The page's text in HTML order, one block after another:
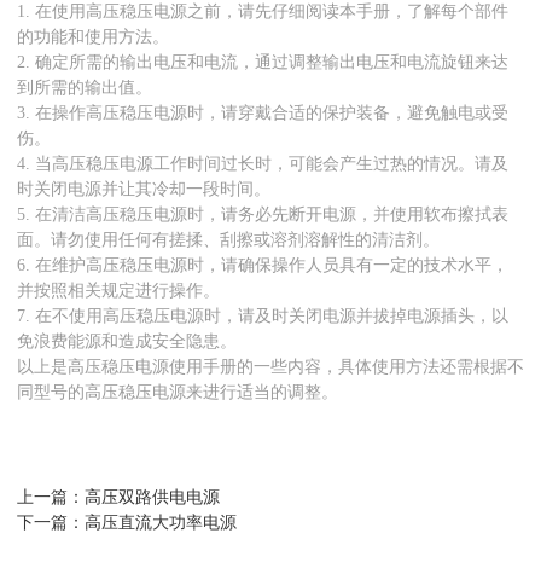
1. 在使用高压稳压电源之前，请先仔细阅读本手册，了解每个部件
的功能和使用方法。
2. 确定所需的输出电压和电流，通过调整输出电压和电流旋钮来达
到所需的输出值。
3. 在操作高压稳压电源时，请穿戴合适的保护装备，避免触电或受
伤。
4. 当高压稳压电源工作时间过长时，可能会产生过热的情况。请及
时关闭电源并让其冷却一段时间。
5. 在清洁高压稳压电源时，请务必先断开电源，并使用软布擦拭表
面。请勿使用任何有搓揉、刮擦或溶剂溶解性的清洁剂。
6. 在维护高压稳压电源时，请确保操作人员具有一定的技术水平，
并按照相关规定进行操作。
7. 在不使用高压稳压电源时，请及时关闭电源并拔掉电源插头，以
免浪费能源和造成安全隐患。
以上是高压稳压电源使用手册的一些内容，具体使用方法还需根据不
同型号的高压稳压电源来进行适当的调整。
上一篇：高压双路供电电源
下一篇：高压直流大功率电源